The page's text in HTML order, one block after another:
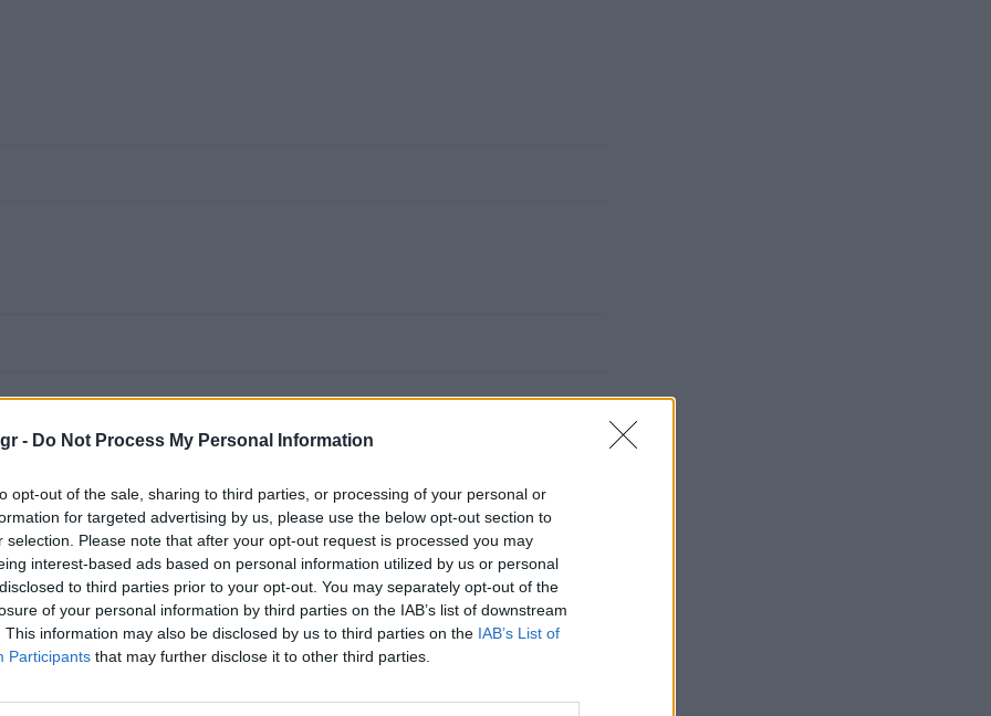
- Do Not Process My Personal Information
opt-out of the sale, sharing to third parties, or processing of your personal or
for targeted advertising by us, please use the below opt-out section to
selection. Please note that after your opt-out request is processed you may
interest-based ads based on personal information utilized by us or personal
to third parties prior to your opt-out. You may separately opt-out of the
of your personal information by third parties on the IAB’s list of downstream
This information may also be disclosed by us to third parties on the IAB’s List of
Participants that may further disclose it to other third parties.